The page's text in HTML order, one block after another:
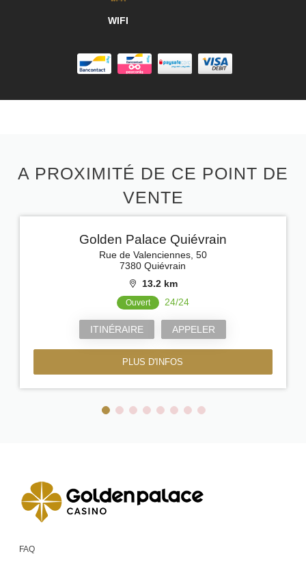
WIFI
A PROXIMITÉ DE CE POINT DE
VENTE
Golden Palace Quiévrain
Rue de Valenciennes, 50
7380 Quiévrain
13.2 km
Ouvert 24/24
ITINÉRAIRE APPELER
PLUS D'INFOS
FAQ